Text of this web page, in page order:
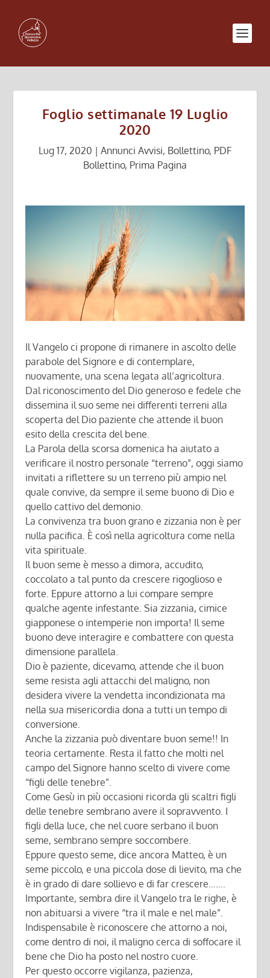
Foglio settimanale 19 Luglio
2020
Lug 17, 2020 | Annunci Avvisi, Bollettino, PDF
Bollettino, Prima Pagina
Il Vangelo ci propone di rimanere in ascolto delle
parabole del Signore e di contemplare,
nuovamente, una scena legata all’agricoltura.
Dal riconoscimento del Dio generoso e fedele che
dissemina il suo seme nei differenti terreni alla
scoperta del Dio paziente che attende il buon
esito della crescita del bene.
La Parola della scorsa domenica ha aiutato a
verificare il nostro personale “terreno”, oggi siamo
invitati a riflettere su un terreno più ampio nel
quale convive, da sempre il seme buono di Dio e
quello cattivo del demonio.
La convivenza tra buon grano e zizzania non è per
nulla pacifica. È così nella agricoltura come nella
vita spirituale.
Il buon seme è messo a dimora, accudito,
coccolato a tal punto da crescere rigoglioso e
forte. Eppure attorno a lui compare sempre
qualche agente infestante. Sia zizzania, cimice
giapponese o intemperie non importa! Il seme
buono deve interagire e combattere con questa
dimensione parallela.
Dio è paziente, dicevamo, attende che il buon
seme resista agli attacchi del maligno, non
desidera vivere la vendetta incondizionata ma
nella sua misericordia dona a tutti un tempo di
conversione.
Anche la zizzania può diventare buon seme!! In
teoria certamente. Resta il fatto che molti nel
campo del Signore hanno scelto di vivere come
“figli delle tenebre”.
Come Gesù in più occasioni ricorda gli scaltri figli
delle tenebre sembrano avere il sopravvento. I
figli della luce, che nel cuore serbano il buon
seme, sembrano sempre soccombere.
Eppure questo seme, dice ancora Matteo, è un
seme piccolo, e una piccola dose di lievito, ma che
è in grado di dare sollievo e di far crescere…….
Importante, sembra dire il Vangelo tra le righe, è
non abituarsi a vivere “tra il male e nel male”.
Indispensabile è riconoscere che attorno a noi,
come dentro di noi, il maligno cerca di soffocare il
bene che Dio ha posto nel nostro cuore.
Per questo occorre vigilanza, pazienza,